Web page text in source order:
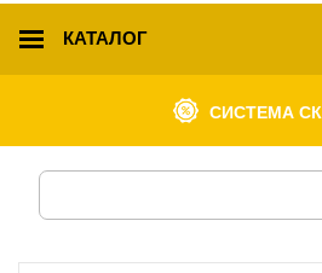
КАТАЛОГ
СИСТЕМА